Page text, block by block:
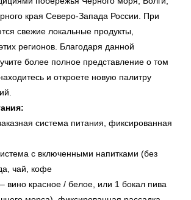
края Северо-Запада России. При
свежие локальные продукты,
регионов. Благодаря данной
более полное представление о том
и откроете новую палитру
система питания, фиксированная
с включенными напитками (без
чай, кофе
вино красное / белое, или 1 бокал пива